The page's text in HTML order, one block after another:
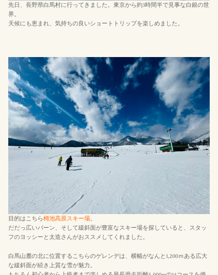
先日、長野県白馬村に行ってきました。東京から約3時間半で見事な白銀の世
界。
天候にも恵まれ、気持ちの良いショートトリップを楽しめました。
目的はこちら栂池高原スキー場。
だだっ広いバーン、そして緩斜面が豊富なスキー場を探していると、スタッ
フのヨッシーと太造さんがおススメしてくれました。
白馬山麓の北に位置するこちらのゲレンデは、横幅がなんと1,200ｍある広大
な緩斜面が続き上質な雪が魅力。